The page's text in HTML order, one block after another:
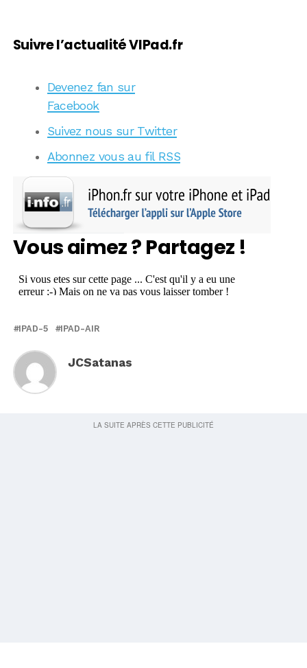
Suivre l’actualité VIPad.fr
Devenez fan sur
Facebook
Suivez nous sur Twitter
Abonnez vous au fil RSS
Vous aimez ? Partagez !
IPAD-5 IPAD-AIR
JCSatanas